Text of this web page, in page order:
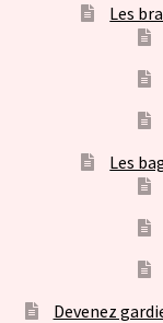
Les
Les
Devenez